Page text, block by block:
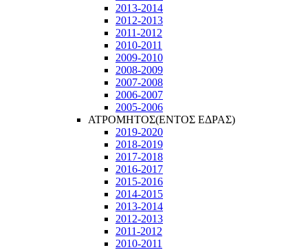
2013-2014
2012-2013
2011-2012
2010-2011
2009-2010
2008-2009
2007-2008
2006-2007
2005-2006
ΑΤΡΟΜΗΤΟΣ(ΕΝΤΟΣ ΕΔΡΑΣ)
2019-2020
2018-2019
2017-2018
2016-2017
2015-2016
2014-2015
2013-2014
2012-2013
2011-2012
2010-2011